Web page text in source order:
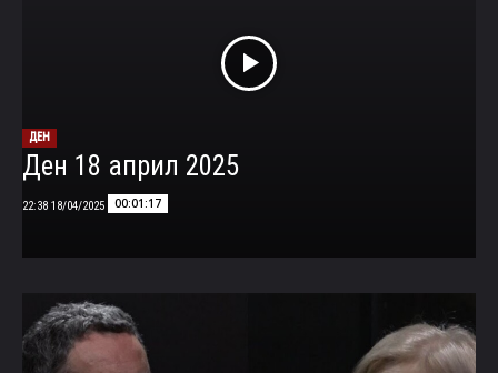
ДЕН
Ден 18 април 2025
00:01:17
18/04/2025 22:38